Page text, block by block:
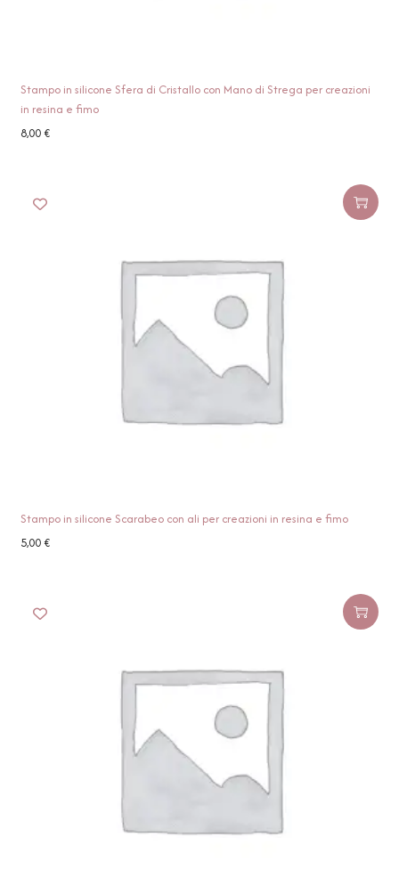
Stampo in silicone Sfera di Cristallo con Mano di Strega per creazioni
in resina e fimo
8,00€
Stampo in silicone Scarabeo con ali per creazioni in resina e fimo
5,00€